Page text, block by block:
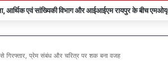
आर्थिक एवं सांख्यिकी विभाग और आईआईएम रायपुर के बीच एमओयू
से गिरफ्तार, प्रेम संबंध और चरित्र पर शक बना वजह